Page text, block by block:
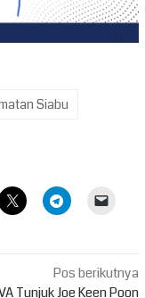
Siabu
Pos berikutnya
Tunjuk Joe Keen Poon